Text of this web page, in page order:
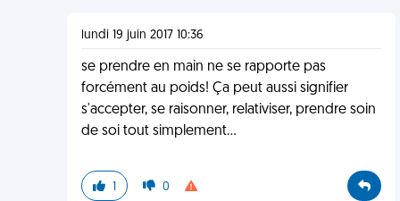
lundi 19 juin 2017 10:36
se prendre en main ne se rapporte pas
forcément au poids! Ça peut aussi signifier
s'accepter, se raisonner, relativiser, prendre soin
de soi tout simplement...
1 0